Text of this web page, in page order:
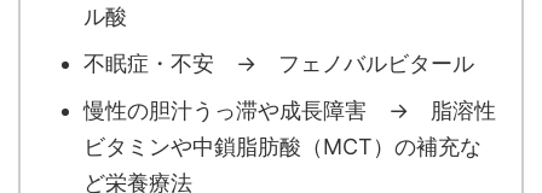
ル酸
不眠症・不安 → フェノバルビタール
慢性の胆汁うっ滞や成長障害 → 脂溶性
ビタミンや中鎖脂肪酸（MCT）の補充な
ど栄養療法